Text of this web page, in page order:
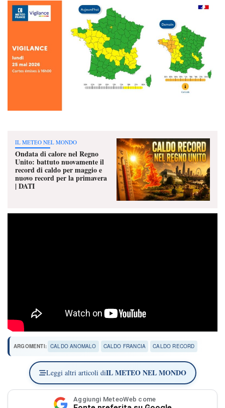
IL METEO NEL MONDO
Ondata di calore nel Regno
Unito: battuto nuovamente il
record di caldo per maggio e
nuovo record per la primavera
| DATI
ARGOMENTI: CALDO ANOMALO CALDO FRANCIA CALDO RECORD
Leggi altri articoli diIL METEO NEL MONDO
Aggiungi MeteoWeb come